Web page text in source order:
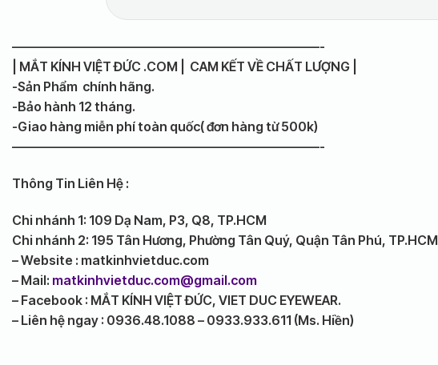
————————————————————————-
| MẮT KÍNH VIỆT ĐỨC .COM | CAM KẾT VỀ CHẤT LƯỢNG |
-Sản Phẩm chính hãng.
-Bảo hành 12 tháng.
-Giao hàng miễn phí toàn quốc( đơn hàng từ 500k)
————————————————————————-
Thông Tin Liên Hệ :
Chi nhánh 1: 109 Dạ Nam, P3, Q8, TP.HCM
Chi nhánh 2: 195 Tân Hương, Phường Tân Quý, Quận Tân Phú, TP.HCM
– Website : matkinhvietduc.com
– Mail: matkinhvietduc.com@gmail.com
– Facebook : MẮT KÍNH VIỆT ĐỨC, VIET DUC EYEWEAR.
– Liên hệ ngay : 0936.48.1088 – 0933.933.611 (Ms. Hiền)